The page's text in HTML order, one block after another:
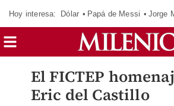
Hoy interesa: Dólar Papá de Messi Jorge
El FICTEP
Eric del Castillo